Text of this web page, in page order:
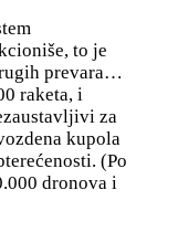
to je
prevara…
raketa, i
za
kupola
(Po
dronova i